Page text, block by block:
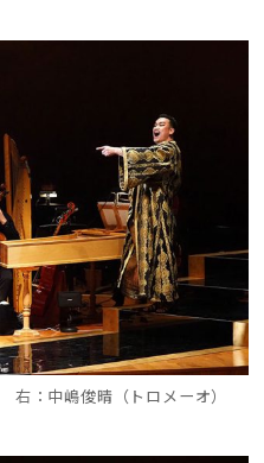
：中嶋俊晴（トロメーオ）